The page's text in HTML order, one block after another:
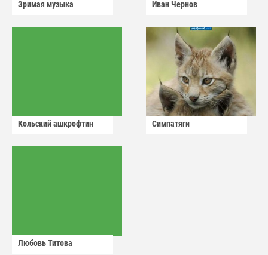
Зримая музыка Иван Чернов
Кольский ашкрофтин Симпатяги
Любовь Титова